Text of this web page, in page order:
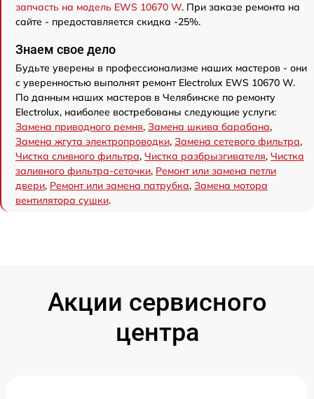
запчасть на модель EWS 10670 W. При заказе ремонта на
сайте - предоставляется скидка -25%.
Знаем свое дело
Будьте уверены в профессионализме наших мастеров - они
с уверенностью выполнят ремонт Electrolux EWS 10670 W.
По данным наших мастеров в Челябинске по ремонту
Electrolux, наиболее востребованы следующие услуги:
Замена приводного ремня, Замена шкива барабана,
Замена жгута электропроводки, Замена сетевого фильтра,
Чистка сливного фильтра, Чистка разбрызгивателя, Чистка
заливного фильтра-сеточки, Ремонт или замена петли
двери, Ремонт или замена патрубка, Замена мотора
вентилятора сушки.
Акции сервисного
центра